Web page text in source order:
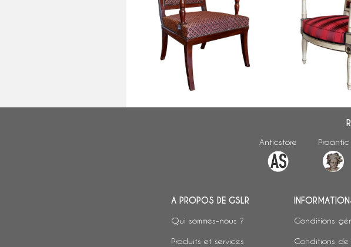
Jacob Desmalter : fauteuil de
bureau d'époque Empire en acajou
- estampillé
Fauteuil Empire
Fontainebleau
inventaire),
Desmalter
Anticstore Proantic
A PROPOS DE GSLR
Qui sommes-nous ?
Produits et services
Conditions
Conditions de